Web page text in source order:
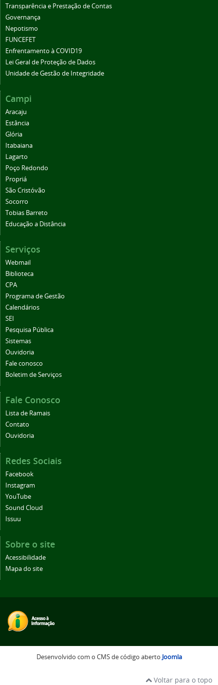
Transparência e Prestação de Contas
Governança
Nepotismo
FUNCEFET
Enfrentamento à COVID19
Lei Geral de Proteção de Dados
Unidade de Gestão de Integridade
Campi
Aracaju
Estância
Glória
Itabaiana
Lagarto
Poço Redondo
Propriá
São Cristóvão
Socorro
Tobias Barreto
Educação a Distância
Serviços
Webmail
Biblioteca
CPA
Programa de Gestão
Calendários
SEI
Pesquisa Pública
Sistemas
Ouvidoria
Fale conosco
Boletim de Serviços
Fale Conosco
Lista de Ramais
Contato
Ouvidoria
Redes Sociais
Facebook
Instagram
YouTube
Sound Cloud
Issuu
Sobre o site
Acessibilidade
Mapa do site
Desenvolvido com o CMS de código aberto Joomla
Voltar para o topo